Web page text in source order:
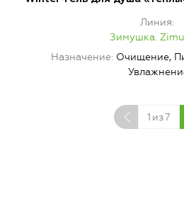
Линия
Зимушка.
Назначение Очищение,
1 из7